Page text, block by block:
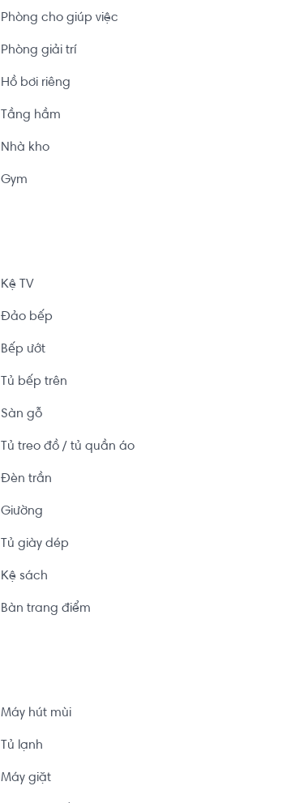
Phòng cho giúp việc
Phòng giải trí
Hồ bơi riêng
Tầng hầm
Nhà kho
Gym
Kệ TV
Đảo bếp
Bếp ướt
Tủ bếp trên
Sàn gỗ
Tủ treo đồ / tủ quần áo
Đèn trần
Giường
Tủ giày dép
Kệ sách
Bàn trang điểm
Máy hút mùi
Tủ lạnh
Máy giặt